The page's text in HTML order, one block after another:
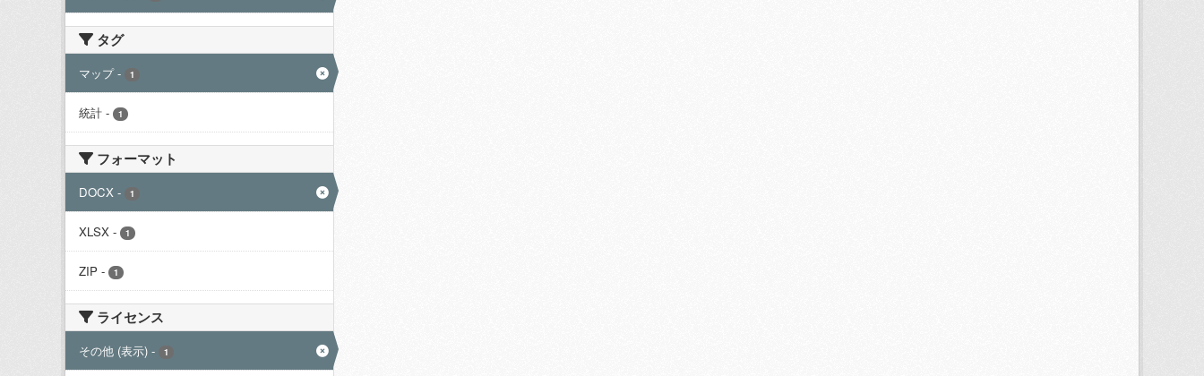
タグ
マップ - 1
統計 - 1
フォーマット
DOCX - 1
XLSX - 1
ZIP - 1
ライセンス
その他 (表示) - 1